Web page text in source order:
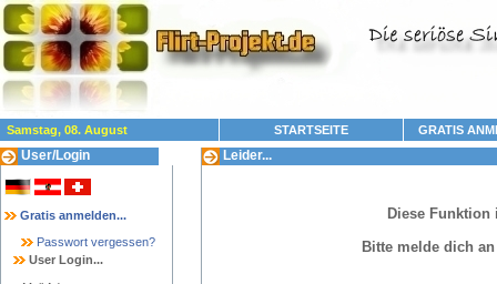
Samstag, 08. August STARTSEITE GRATIS
User/Login
Gratis anmelden...
Passwort vergessen?
User Login...
Leider...
Diese
Bitte melde dich